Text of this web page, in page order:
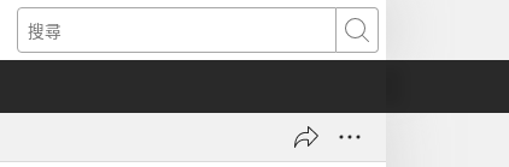
搜
尋